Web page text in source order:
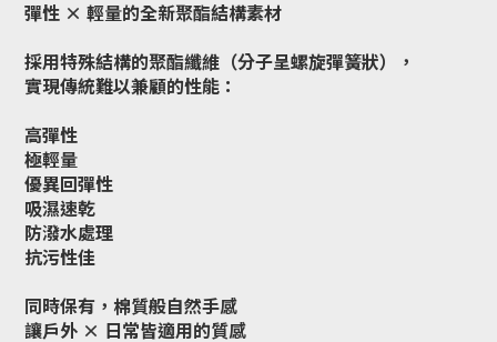
彈性 × 輕量的全新聚酯結構素材
採用特殊結構的聚酯纖維（分子呈螺旋彈簧狀），
實現傳統難以兼顧的性能：
高彈性
極輕量
優異回彈性
吸濕速乾
防潑水處理
抗污性佳
同時保有， 棉質般自然手感
讓戶外 × 日常皆適用的質感